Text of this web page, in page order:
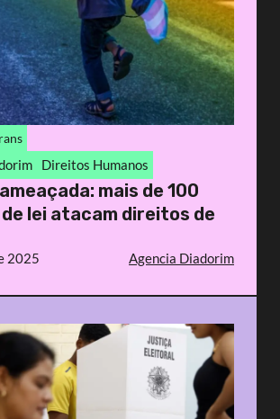
Direitos Humanos
mais de 100
lei atacam direitos de
2025 Agencia Diadorim